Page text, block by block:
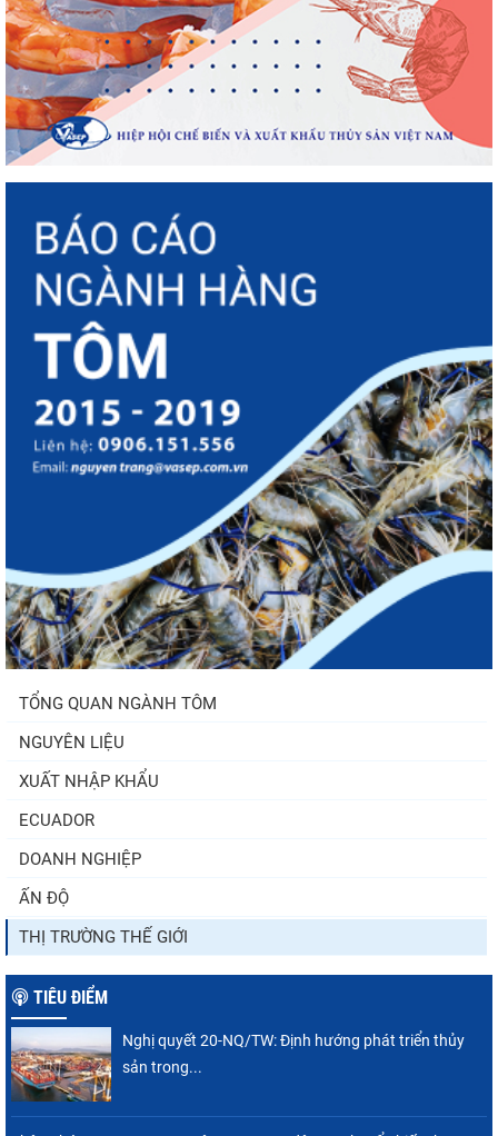
TỔNG QUAN NGÀNH TÔM
NGUYÊN LIỆU
XUẤT NHẬP KHẨU
ECUADOR
DOANH NGHIỆP
ẤN ĐỘ
THỊ TRƯỜNG THẾ GIỚI
TIÊU ĐIỂM
Nghị quyết 20-NQ/TW: Định hướng phát triển thủy
sản trong...